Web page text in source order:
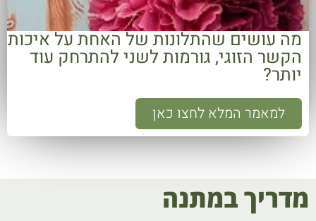
מה עושים שהתלונות של האחת על איכות
הקשר הזוגי, גורמות לשני להתרחק עוד
יותר?
למאמר המלא לחצו כאן
מדריך במתנה